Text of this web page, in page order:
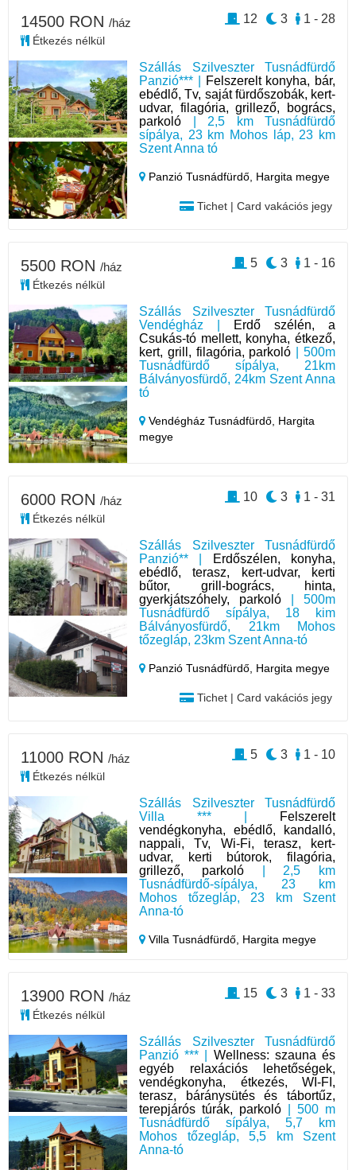
Szállás Szilveszter Tusnádfürdő
Panzió*** |
Felszerelt konyha, bár,
ebédlő, Tv, saját fürdőszobák, kert-
udvar, filagória, grillező, bogrács,
parkoló | 2,5 km Tusnádfürdő
sípálya, 23 km Mohos láp, 23 km
Szent Anna tó
Panzió Tusnádfürdő, Hargita megye
Tichet | Card vakációs jegy
14500 RON /ház
Étkezés nélkül
1 - 28
3
12
Szállás Szilveszter Tusnádfürdő
Vendégház |
Erdő szélén, a
Csukás-tó mellett, konyha, étkező,
kert, grill, filagória, parkoló | 500m
Tusnádfürdő sípálya, 21km
Bálványosfürdő, 24km Szent Anna
tó
Vendégház Tusnádfürdő, Hargita
megye
5500 RON /ház
Étkezés nélkül
1 - 16
3
5
Szállás Szilveszter Tusnádfürdő
Panzió** |
Erdőszélen, konyha,
ebédlő, terasz, kert-udvar, kerti
bűtor, grill-bogrács, hinta,
gyerkjátszóhely, parkoló | 500m
Tusnádfürdő sípálya, 18 kim
Bálványosfürdő, 21km Mohos
tőzegláp, 23km Szent Anna-tó
Panzió Tusnádfürdő, Hargita megye
Tichet | Card vakációs jegy
6000 RON /ház
Étkezés nélkül
1 - 31
3
10
Szállás Szilveszter Tusnádfürdő
Villa *** |
Felszerelt
vendégkonyha, ebédlő, kandalló,
nappali, Tv, Wi-Fi, terasz, kert-
udvar, kerti bútorok, filagória,
grillező, parkoló| 2,5 km
Tusnádfürdő-sípálya, 23 km
Mohos tőzegláp, 23 km Szent
Anna-tó
Villa Tusnádfürdő, Hargita megye
11000 RON /ház
Étkezés nélkül
1 - 10
3
5
Szállás Szilveszter Tusnádfürdő
Panzió *** | Wellness: szauna és
egyéb relaxációs lehetőségek,
vendégkonyha, étkezés, WI-FI,
terasz, báránysütés és tábortűz,
terepjárós túrák, parkoló | 500 m
Tusnádfürdő sípálya, 5,7 km
Mohos tőzegláp, 5,5 km Szent
Anna-tó
13900 RON /ház
Étkezés nélkül
1 - 33
3
15